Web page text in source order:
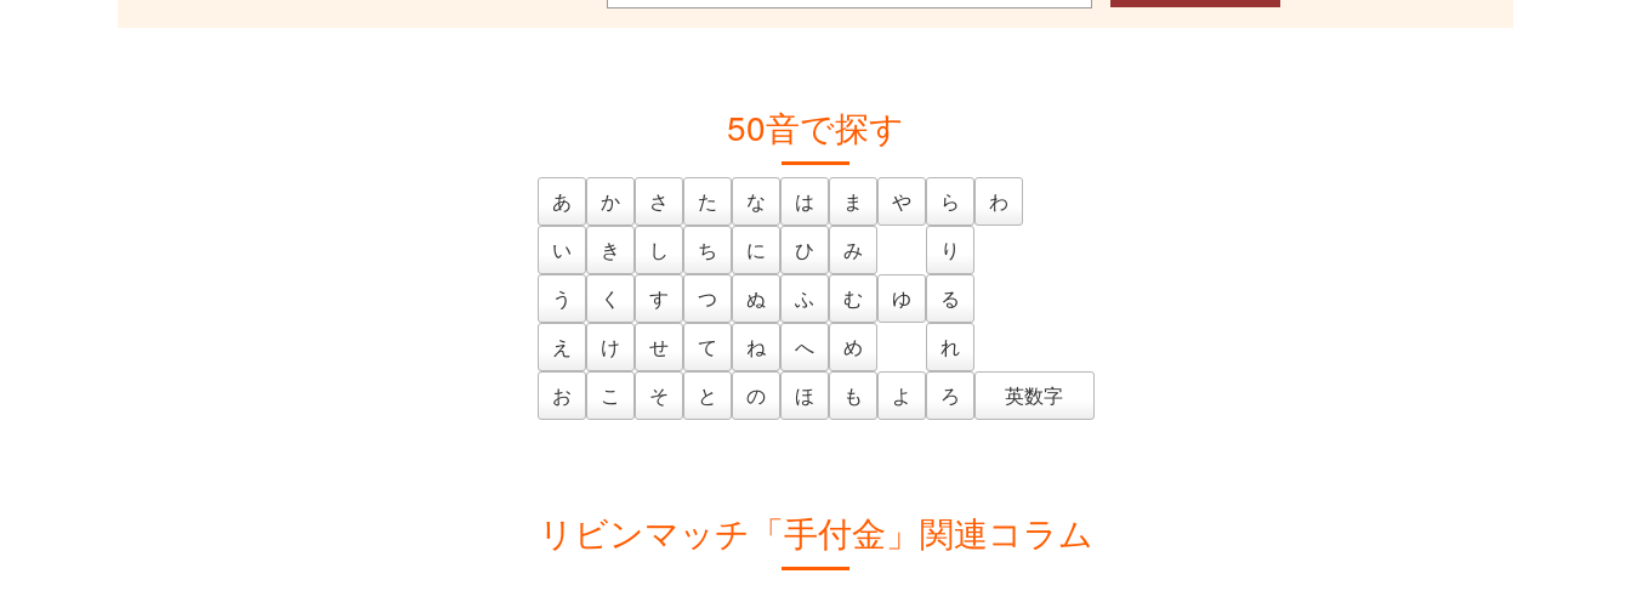
50音で探す
あ
い
う
え
お
か
き
く
け
こ
さ
し
す
せ
そ
た
ち
つ
て
と
な
に
ぬ
ね
の
は
ひ
ふ
へ
ほ
ま
み
む
め
も
や
ゆ
よ
ら
り
る
れ
ろ
わ
英数字
リビンマッチ「手付金」関連コラム